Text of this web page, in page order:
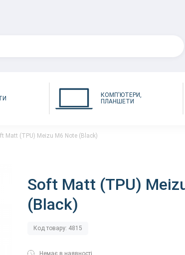
КОМП'ЮТЕРИ,
ПЛАНШЕТИ
Matt (TPU) Meizu M6 Note (Black)
Soft Matt (TPU)
(Black)
Код товару: 4815
Немає в наявності